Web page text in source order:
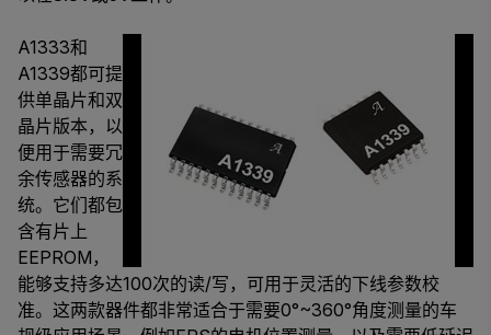
A1333和
A1339都可提
供单晶片和双
晶片版本，以
便用于需要冗
余传感器的系
统。它们都包
含有片上
EEPROM，
能够支持多达100次的读/写，可用于灵活的下线参数校
准。这两款器件都非常适合于需要0°~360°角度测量的车